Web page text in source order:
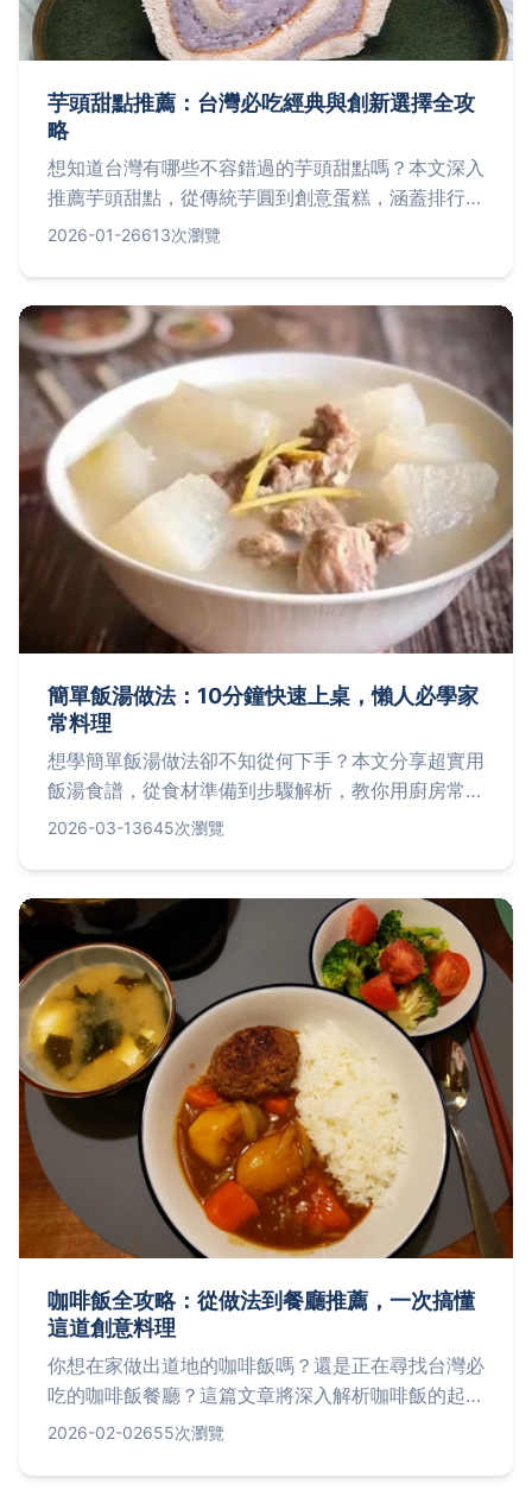
芋頭甜點推薦：台灣必吃經典與創新選擇全攻
略
想知道台灣有哪些不容錯過的芋頭甜點嗎？本文深入
推薦芋頭甜點，從傳統芋圓到創意蛋糕，涵蓋排行
榜、選購技巧與常見問題，幫助你輕鬆找到心儀口
2026-01-26613次瀏覽
簡單飯湯做法：10分鐘快速上桌，懶人必學家
常料理
想學簡單飯湯做法卻不知從何下手？本文分享超實用
飯湯食譜，從食材準備到步驟解析，教你用廚房常備
品快速做出暖胃湯飯，解決忙碌生活的飲食困擾。
2026-03-13645次瀏覽
咖啡飯全攻略：從做法到餐廳推薦，一次搞懂
這道創意料理
你想在家做出道地的咖啡飯嗎？還是正在尋找台灣必
吃的咖啡飯餐廳？這篇文章將深入解析咖啡飯的起
源、自製步驟，並推薦多家高評價餐廳，包括地址、
2026-02-02655次瀏覽